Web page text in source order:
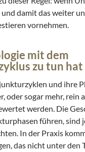
damit das weiter
vornehmen.
mit dem
zu tun hat
und ihre
oder sogar mehr, rein
werden. Die
führen, sind
In der Praxis
das nicht unter den